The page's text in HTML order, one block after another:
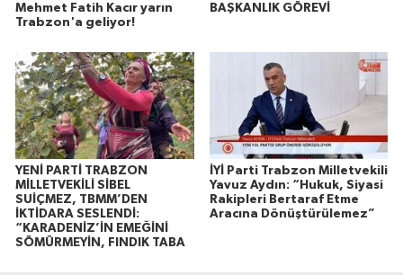
Mehmet Fatih Kacır yarın
Trabzon'a geliyor!
BAŞKANLIK GÖREVİ
YENİ PARTİ TRABZON
MİLLETVEKİLİ SİBEL
SUİÇMEZ, TBMM’DEN
İKTİDARA SESLENDİ:
“KARADENİZ’İN EMEĞİNİ
SÖMÜRMEYİN, FINDIK TABA
İYİ Parti Trabzon Milletvekili
Yavuz Aydın: “Hukuk, Siyasi
Rakipleri Bertaraf Etme
Aracına Dönüştürülemez”